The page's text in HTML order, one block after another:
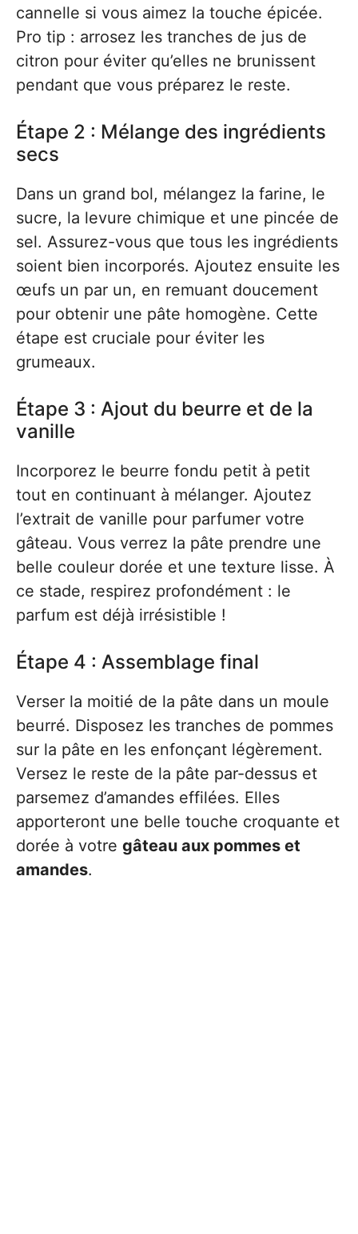
cannelle si vous aimez la touche épicée.
Pro tip : arrosez les tranches de jus de
citron pour éviter qu’elles ne brunissent
pendant que vous préparez le reste.
Étape 2 : Mélange des ingrédients
secs
Dans un grand bol, mélangez la farine, le
sucre, la levure chimique et une pincée de
sel. Assurez-vous que tous les ingrédients
soient bien incorporés. Ajoutez ensuite les
œufs un par un, en remuant doucement
pour obtenir une pâte homogène. Cette
étape est cruciale pour éviter les
grumeaux.
Étape 3 : Ajout du beurre et de la
vanille
Incorporez le beurre fondu petit à petit
tout en continuant à mélanger. Ajoutez
l’extrait de vanille pour parfumer votre
gâteau. Vous verrez la pâte prendre une
belle couleur dorée et une texture lisse. À
ce stade, respirez profondément : le
parfum est déjà irrésistible !
Étape 4 : Assemblage final
Verser la moitié de la pâte dans un moule
beurré. Disposez les tranches de pommes
sur la pâte en les enfonçant légèrement.
Versez le reste de la pâte par-dessus et
parsemez d’amandes effilées. Elles
apporteront une belle touche croquante et
dorée à votre gâteau aux pommes et
amandes.